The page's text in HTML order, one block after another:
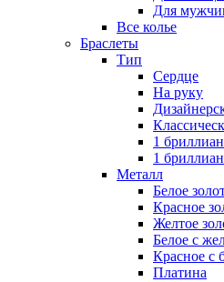
Для
Все колье
Браслеты
Тип
Сердце
На руку
1
1
Металл
Белое
Красное
Желтое
Белое с
Красное с
Платина